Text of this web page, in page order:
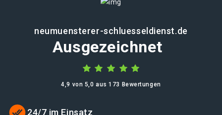
neumuensterer-schluesseldienst.de
Ausgezeichnet
4,9 von 5,0 aus 173 Bewertungen
24/7 im Einsatz